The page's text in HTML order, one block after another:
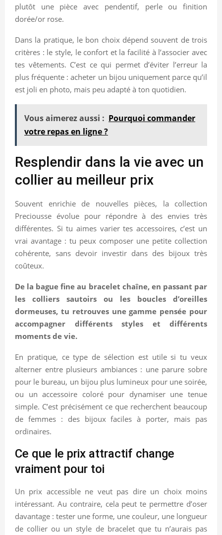
plutôt une pièce avec pendentif, perle ou finition
dorée/or rose.
Dans la pratique, le bon choix dépend souvent de trois
critères : le style, le confort et la facilité à l’associer avec
tes vêtements. C’est ce qui permet d’éviter l’erreur la
plus fréquente : acheter un bijou uniquement parce qu’il
est joli en photo, mais peu adapté à ton quotidien.
Vous aimerez aussi : Pourquoi commander
votre repas en ligne ?
Resplendir dans la vie avec un
collier au meilleur prix
Souvent enrichie de nouvelles pièces, la collection
Preciousse évolue pour répondre à des envies très
différentes. Si tu aimes varier tes accessoires, c’est un
vrai avantage : tu peux composer une petite collection
cohérente, sans devoir investir dans des bijoux très
coûteux.
De la bague fine au bracelet chaîne, en passant par
les colliers sautoirs ou les boucles d’oreilles
dormeuses, tu retrouves une gamme pensée pour
accompagner différents styles et différents
moments de vie.
En pratique, ce type de sélection est utile si tu veux
alterner entre plusieurs ambiances : une parure sobre
pour le bureau, un bijou plus lumineux pour une soirée,
ou un accessoire coloré pour dynamiser une tenue
simple. C’est précisément ce que recherchent beaucoup
de femmes : des bijoux faciles à porter, mais pas
ordinaires.
Ce que le prix attractif change
vraiment pour toi
Un prix accessible ne veut pas dire un choix moins
intéressant. Au contraire, cela peut te permettre d’oser
davantage : tester une forme, une couleur, une longueur
de collier ou un style de bracelet que tu n’aurais pas